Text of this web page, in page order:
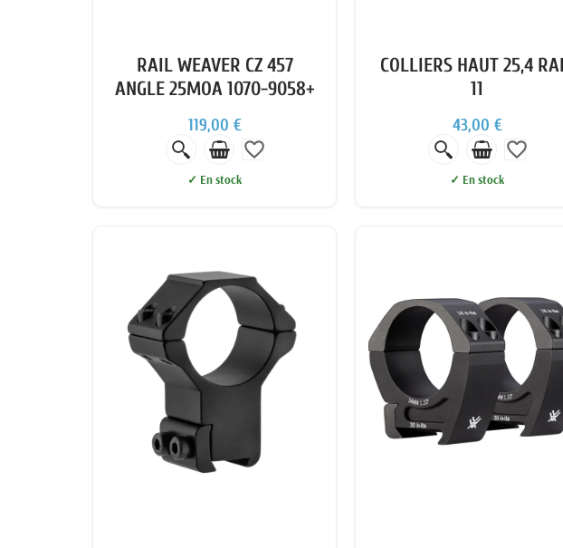
RAIL WEAVER CZ 457
ANGLE 25MOA 1070-9058+
119,00 €
favorite_border
✓ En stock
COLLIERS HAUT 25,4
11
43,00 €
favorite_border
✓ En stock